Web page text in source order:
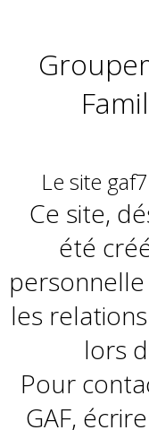
Le site
Ce site,
été
les
lors
Pour
GAF,